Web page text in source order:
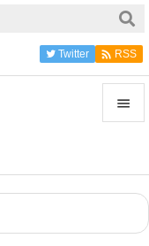

サイド

Twitter  RSS